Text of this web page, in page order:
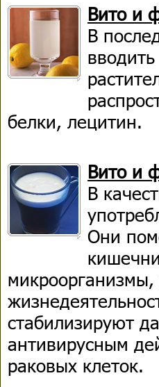
Вито и
В
белки, лецитин.
Вито и
В
Они
стабилизируют
антивирусным
раковых клеток.